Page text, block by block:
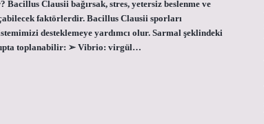
Clausii bağırsak, stres, yetersiz beslenme ve
faktörlerdir. Bacillus Clausii sporları
desteklemeye yardımcı olur. Sarmal şeklindeki
toplanabilir: ➢ Vibrio: virgül…